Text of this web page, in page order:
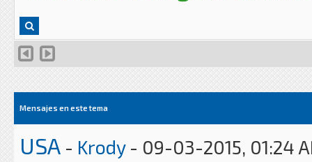
Mensajes en este tema
USA - Krody- 09-03-2015, 01:24